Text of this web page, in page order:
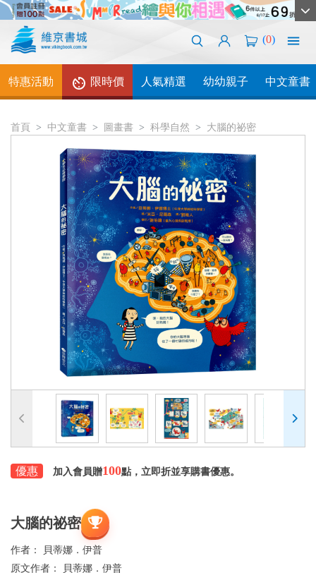
(0)
特惠活動 限時價 人氣精選 幼幼親子 中文童書
首頁 中文童書 圖畫書 科學自然 大腦的祕密
優惠 加入會員贈100點，立即折並享購書優惠。
大腦的祕密
作者：
貝蒂娜．伊普
原文作者：
貝蒂娜．伊普